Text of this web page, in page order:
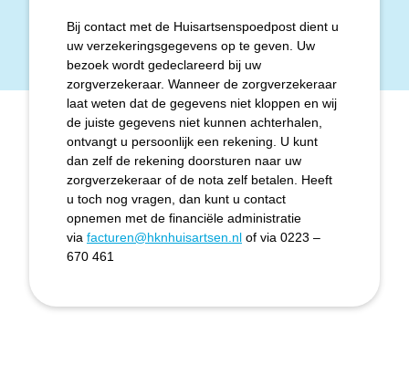
Bij contact met de Huisartsenspoedpost dient u
uw verzekeringsgegevens op te geven. Uw
bezoek wordt gedeclareerd bij uw
zorgverzekeraar. Wanneer de zorgverzekeraar
laat weten dat de gegevens niet kloppen en wij
de juiste gegevens niet kunnen achterhalen,
ontvangt u persoonlijk een rekening. U kunt
dan zelf de rekening doorsturen naar uw
zorgverzekeraar of de nota zelf betalen. Heeft
u toch nog vragen, dan kunt u contact
opnemen met de financiële administratie
via facturen@hknhuisartsen.nl of via 0223 –
670 461